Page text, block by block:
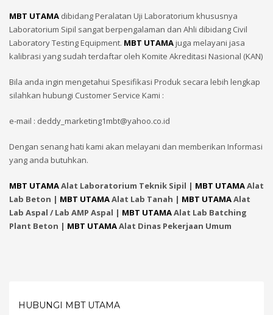
MBT UTAMA dibidang Peralatan Uji Laboratorium khususnya
Laboratorium Sipil sangat berpengalaman dan Ahli dibidang Civil
Laboratory Testing Equipment. MBT UTAMAjuga melayani jasa
kalibrasi yang sudah terdaftar oleh Komite Akreditasi Nasional (KAN)
Bila anda ingin mengetahui Spesifikasi Produk secara lebih lengkap
silahkan hubungi Customer Service Kami :
e-mail : deddy_marketing1mbt@yahoo.co.id
Dengan senang hati kami akan melayani dan memberikan Informasi
yang anda butuhkan.
MBT UTAMAAlat Laboratorium Teknik Sipil | MBT UTAMAAlat
Lab Beton | MBT UTAMAAlat Lab Tanah | MBT UTAMAAlat
Lab Aspal / Lab AMP Aspal | MBT UTAMAAlat Lab Batching
Plant Beton | MBT UTAMAAlat Dinas Pekerjaan Umum
HUBUNGI MBT UTAMA